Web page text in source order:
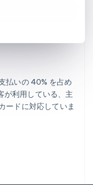
払いの 40% を占め
が利用している、主
ードに対応していま